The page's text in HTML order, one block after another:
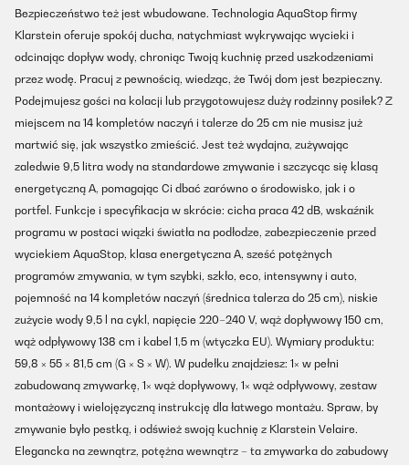
Bezpieczeństwo też jest wbudowane. Technologia AquaStop firmy
Klarstein oferuje spokój ducha, natychmiast wykrywając wycieki i
odcinając dopływ wody, chroniąc Twoją kuchnię przed uszkodzeniami
przez wodę. Pracuj z pewnością, wiedząc, że Twój dom jest bezpieczny.
Podejmujesz gości na kolacji lub przygotowujesz duży rodzinny posiłek? Z
miejscem na 14 kompletów naczyń i talerze do 25 cm nie musisz już
martwić się, jak wszystko zmieścić. Jest też wydajna, zużywając
zaledwie 9,5 litra wody na standardowe zmywanie i szczycąc się klasą
energetyczną A, pomagając Ci dbać zarówno o środowisko, jak i o
portfel. Funkcje i specyfikacja w skrócie: cicha praca 42 dB, wskaźnik
programu w postaci wiązki światła na podłodze, zabezpieczenie przed
wyciekiem AquaStop, klasa energetyczna A, sześć potężnych
programów zmywania, w tym szybki, szkło, eco, intensywny i auto,
pojemność na 14 kompletów naczyń (średnica talerza do 25 cm), niskie
zużycie wody 9,5 l na cykl, napięcie 220–240 V, wąż dopływowy 150 cm,
wąż odpływowy 138 cm i kabel 1,5 m (wtyczka EU). Wymiary produktu:
59,8 × 55 × 81,5 cm (G × S × W). W pudełku znajdziesz: 1× w pełni
zabudowaną zmywarkę, 1× wąż dopływowy, 1× wąż odpływowy, zestaw
montażowy i wielojęzyczną instrukcję dla łatwego montażu. Spraw, by
zmywanie było pestką, i odśwież swoją kuchnię z Klarstein Velaire.
Elegancka na zewnątrz, potężna wewnątrz – ta zmywarka do zabudowy